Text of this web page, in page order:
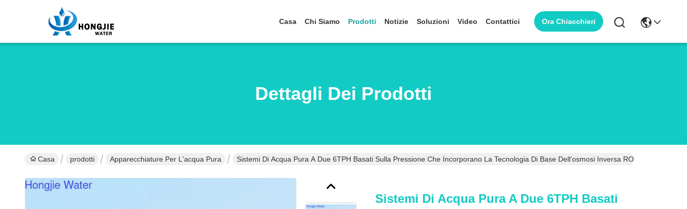
Casa Chi Siamo Prodotti Notizie Soluzioni Video Contattici Ora Chiacchieri
Dettagli Dei Prodotti
Casa prodotti Apparecchiature Per L'acqua Pura Sistemi Di Acqua Pura A Due 6TPH Basati Sulla Pressione Che Incorporano La Tecnologia Di Base Dell'osmosi Inversa RO Consegnati
Sistemi Di Acqua Pura A Due 6TPH Basati